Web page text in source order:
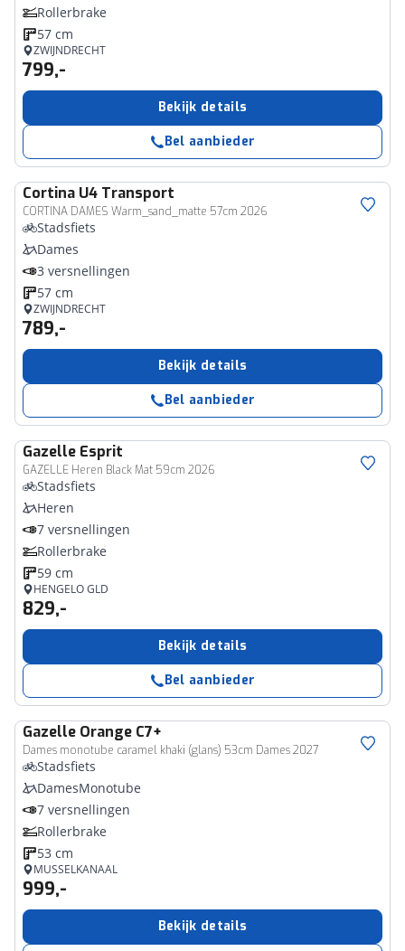
Rollerbrake
57 cm
ZWIJNDRECHT
799,-
Bekijk details
Bel aanbieder
Cortina U4 Transport
CORTINA DAMES Warm_sand_matte 57cm 2026
Stadsfiets
Dames
3 versnellingen
57 cm
ZWIJNDRECHT
789,-
Bekijk details
Bel aanbieder
Gazelle Esprit
GAZELLE Heren Black Mat 59cm 2026
Stadsfiets
Heren
7 versnellingen
Rollerbrake
59 cm
HENGELO GLD
829,-
Bekijk details
Bel aanbieder
Gazelle Orange C7+
Dames monotube caramel khaki (glans) 53cm Dames 2027
Stadsfiets
DamesMonotube
7 versnellingen
Rollerbrake
53 cm
MUSSELKANAAL
999,-
Bekijk details